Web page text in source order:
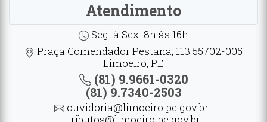
Atendimento
Seg. à Sex. 8h às 16h
Praça Comendador Pestana, 113 55702-005
Limoeiro, PE
(81) 9.9661-0320
(81) 9.7340-2503
ouvidoria@limoeiro.pe.gov.br |